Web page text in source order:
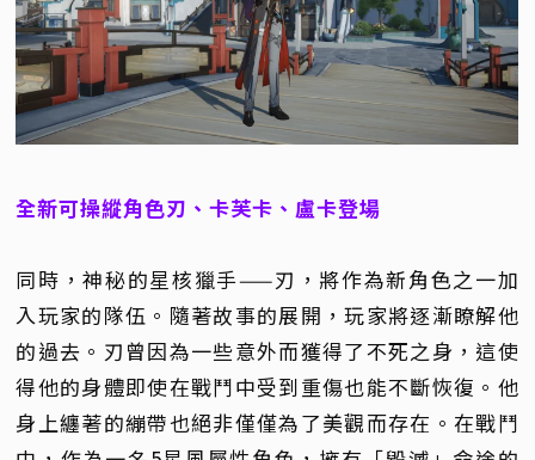
全新可操縱角色刃、卡芙卡、盧卡登場
同時，神秘的星核獵手——刃，將作為新角色之一加
入玩家的隊伍。隨著故事的展開，玩家將逐漸瞭解他
的過去。刃曾因為一些意外而獲得了不死之身，這使
得他的身體即使在戰鬥中受到重傷也能不斷恢復。他
身上纏著的繃帶也絕非僅僅為了美觀而存在。在戰鬥